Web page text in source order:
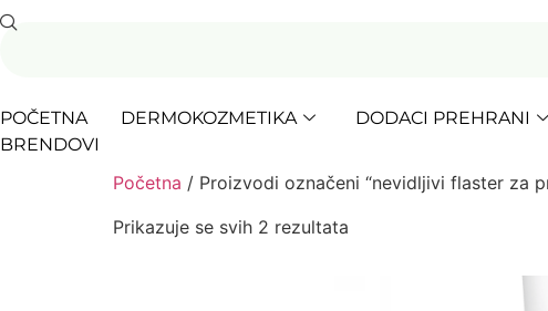
POČETNA DERMOKOZMETIKA DODACI PREHRANI
BRENDOVI
Početna / Proizvodi označeni “nevidljivi flaster za
Prikazuje se svih 2 rezultata